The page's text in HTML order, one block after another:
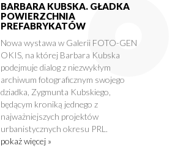
BARBARA KUBSKA. GŁADKA
POWIERZCHNIA
PREFABRYKATÓW
Nowa wystawa w Galerii FOTO-GEN
OKIS, na której Barbara Kubska
podejmuje dialog z niezwykłym
archiwum fotograficznym swojego
dziadka, Zygmunta Kubskiego,
będącym kroniką jednego z
najważniejszych projektów
urbanistycznych okresu PRL.
pokaż więcej »